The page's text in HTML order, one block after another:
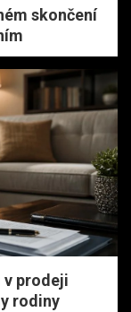
skončení
prodeji
rodiny